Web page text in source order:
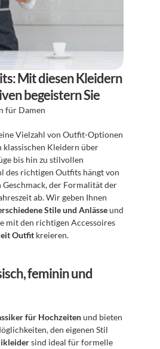
Mit diesen Kleidern
begeistern Sie
für Damen
Vielzahl von Outfit-Optionen
Kleidern über
bis hin zu stilvollen
des richtigen Outfits hängt von
der Formalität der
Stile und Anlässe und
mit den richtigen Accessoires
Outfit kreieren.
feminin und
für Hochzeiten und bieten
den eigenen Stil
sind ideal für formelle